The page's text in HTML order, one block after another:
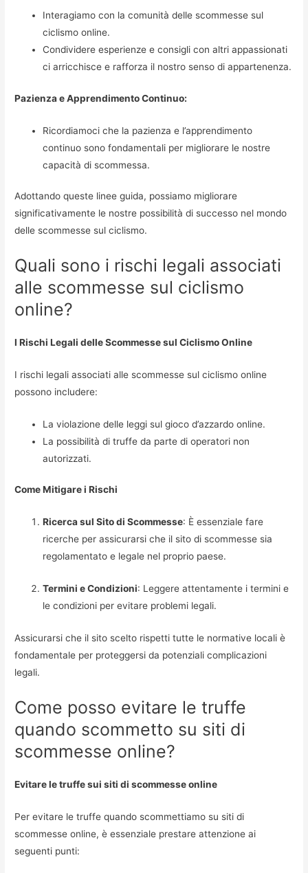
Interagiamo con la comunità delle scommesse sul
ciclismo online.
Condividere esperienze e consigli con altri appassionati
ci arricchisce e rafforza il nostro senso di appartenenza.
Pazienza e Apprendimento Continuo:
Ricordiamoci che la pazienza e l’apprendimento
continuo sono fondamentali per migliorare le nostre
capacità di scommessa.
Adottando queste linee guida, possiamo migliorare
significativamente le nostre possibilità di successo nel mondo
delle scommesse sul ciclismo.
Quali sono i rischi legali associati
alle scommesse sul ciclismo
online?
I Rischi Legali delle Scommesse sul Ciclismo Online
I rischi legali associati alle scommesse sul ciclismo online
possono includere:
La violazione delle leggi sul gioco d’azzardo online.
La possibilità di truffe da parte di operatori non
autorizzati.
Come Mitigare i Rischi
Ricerca sul Sito di Scommesse: È essenziale fare
ricerche per assicurarsi che il sito di scommesse sia
regolamentato e legale nel proprio paese.
Termini e Condizioni: Leggere attentamente i termini e
le condizioni per evitare problemi legali.
Assicurarsi che il sito scelto rispetti tutte le normative locali è
fondamentale per proteggersi da potenziali complicazioni
legali.
Come posso evitare le truffe
quando scommetto su siti di
scommesse online?
Evitare le truffe sui siti di scommesse online
Per evitare le truffe quando scommettiamo su siti di
scommesse online, è essenziale prestare attenzione ai
seguenti punti: